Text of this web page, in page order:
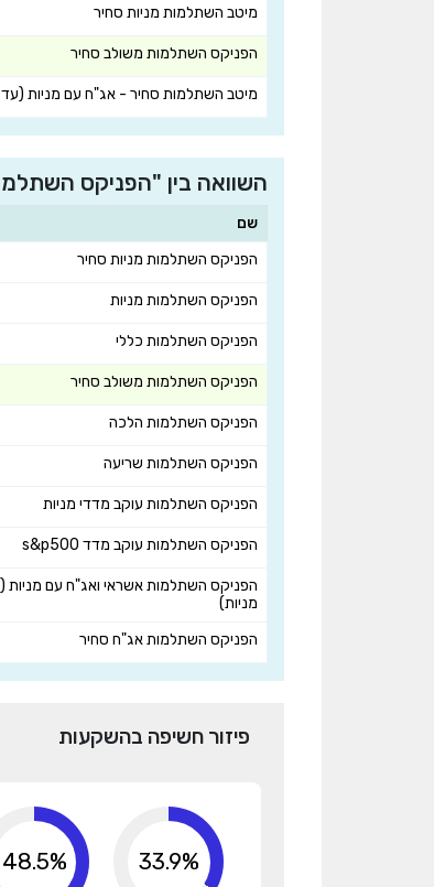
מיטב השתלמות מניות סחיר
הפניקס השתלמות משולב סחיר
מיטב השתלמות סחיר - אג"ח עם מניות (עד 25% מניות)
השוואה בין "הפניקס
שם
הפניקס השתלמות מניות סחיר
הפניקס השתלמות מניות
הפניקס השתלמות כללי
הפניקס השתלמות משולב סחיר
הפניקס השתלמות הלכה
הפניקס השתלמות שריעה
הפניקס השתלמות עוקב מדדי מניות
הפניקס השתלמות עוקב מדד s&p500
מניות)
הפניקס השתלמות אג"ח סחיר
פיזור חשיפה בהשקעות
33.9%
48.5%